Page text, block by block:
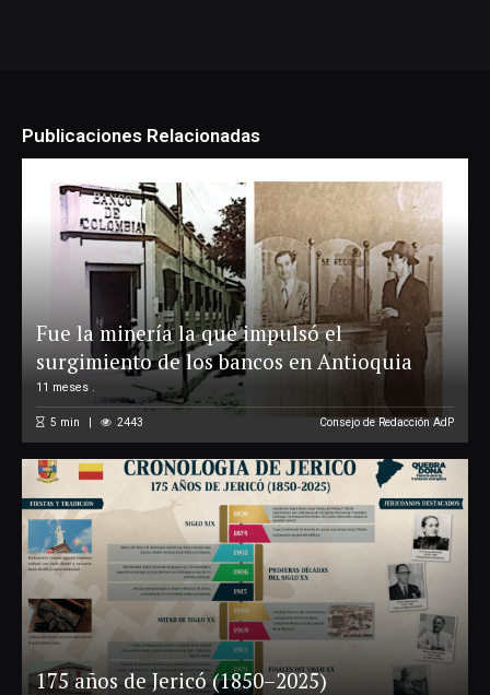
Publicaciones Relacionadas
Fue la minería la que impulsó el
surgimiento de los bancos en Antioquia
11 meses .
5 min 2443 Consejo de Redacción AdP
175 años de Jericó (1850–2025)